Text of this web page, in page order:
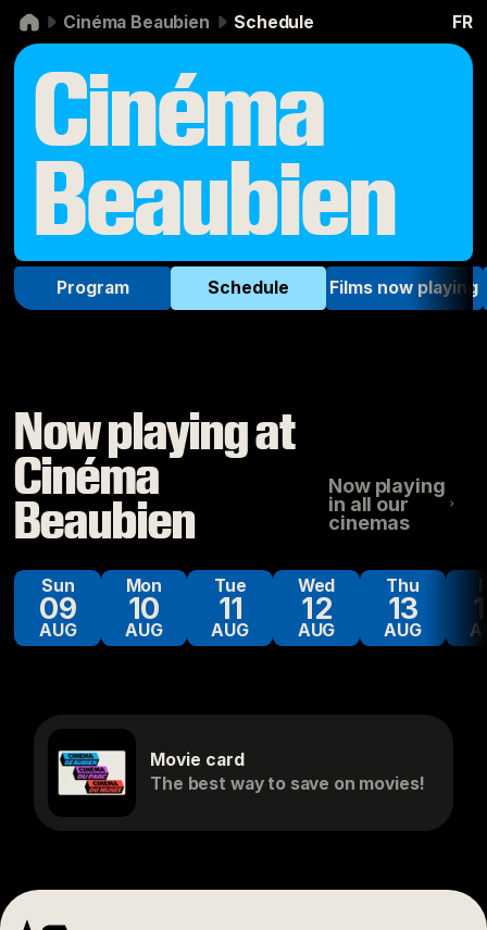
Skip to navigation
Skip to content
Cinéma Beaubien Schedule FR
Cinéma
Beaubien
Program Schedule Films now playing
Now playing at
Cinéma
Beaubien
Now playing
in all our
cinemas
Sun
09
AUG
Mon
10
AUG
Tue
11
AUG
Wed
12
AUG
Thu
13
AUG
Movie card
The best way to save on movies!